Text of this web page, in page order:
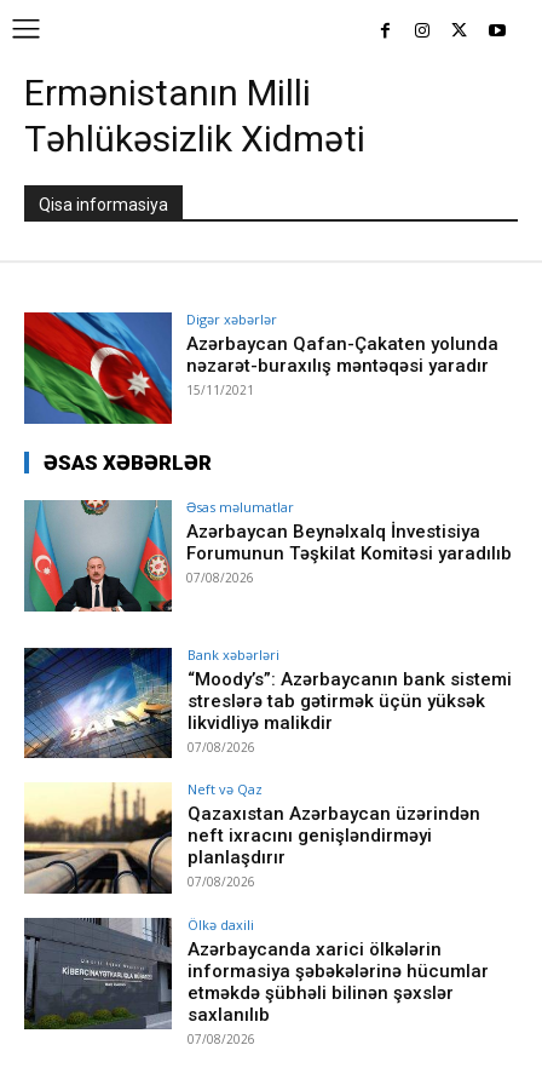
Ermənistanın Milli
Təhlükəsizlik Xidməti
Qisa informasiya
Digər xəbərlər
Azərbaycan Qafan-Çakaten yolunda
nəzarət-buraxılış məntəqəsi yaradır
15/11/2021
ƏSAS XƏBƏRLƏR
Əsas məlumatlar
Azərbaycan Beynəlxalq İnvestisiya
Forumunun Təşkilat Komitəsi yaradılıb
07/08/2026
Bank xəbərləri
“Moody’s”: Azərbaycanın bank sistemi
streslərə tab gətirmək üçün yüksək
likvidliyə malikdir
07/08/2026
Neft və Qaz
Qazaxıstan Azərbaycan üzərindən
neft ixracını genişləndirməyi
planlaşdırır
07/08/2026
Ölkə daxili
Azərbaycanda xarici ölkələrin
informasiya şəbəkələrinə hücumlar
etməkdə şübhəli bilinən şəxslər
saxlanılıb
07/08/2026